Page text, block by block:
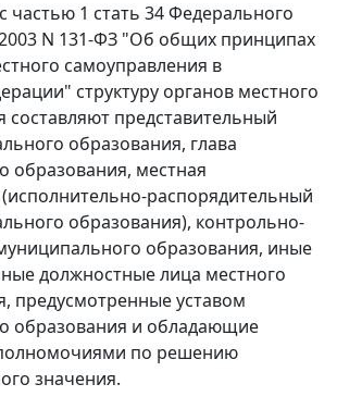
частью 1 стать 34Федерального
N 131-ФЗ "Об общих принципах
самоуправления в
структуру органов местного
составляют представительный
образования, глава
образования, местная
распорядительный
образования), контрольно-
образования, иные
должностные лица местного
предусмотренные уставом
образования и обладающие
по решению
значения.